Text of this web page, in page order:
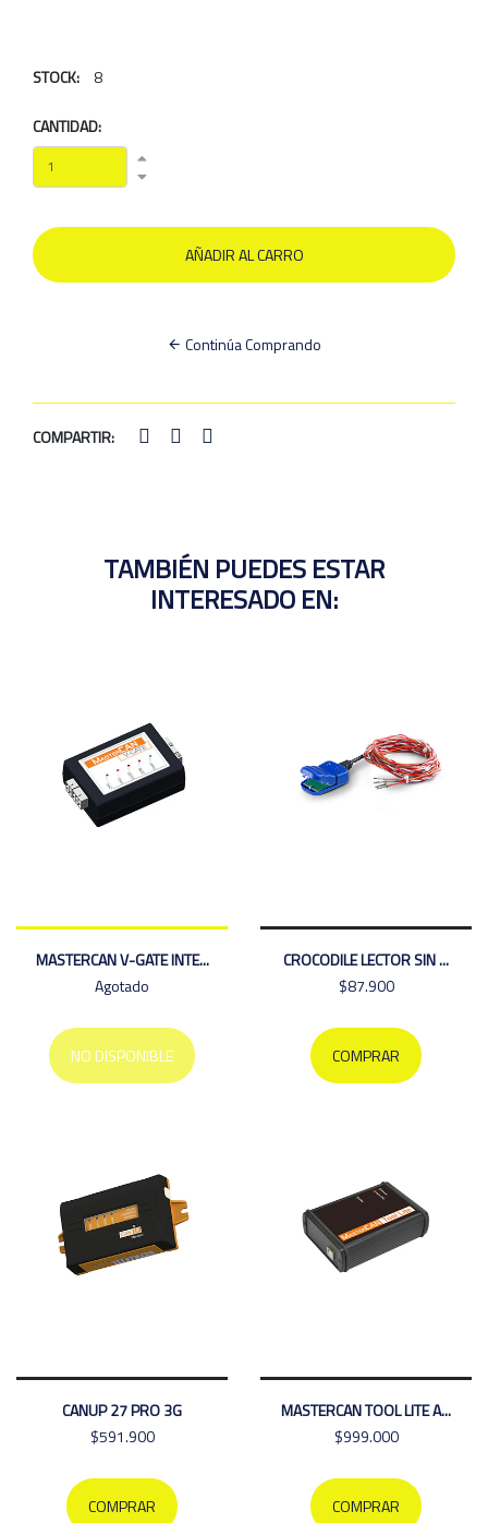
STOCK: 8
CANTIDAD:
Continúa Comprando
COMPARTIR:
TAMBIÉN PUEDES ESTAR
INTERESADO EN:
MASTERCAN V-GATE INTE...
Agotado
NO DISPONIBLE
CROCODILE LECTOR SIN ...
$87.900
COMPRAR
CANUP 27 PRO 3G
$591.900
COMPRAR
MASTERCAN TOOL LITE A...
$999.000
COMPRAR